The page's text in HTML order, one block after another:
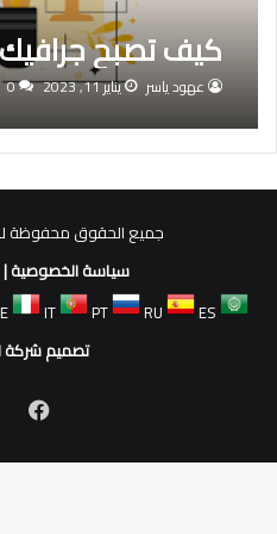
كيف تصبح جرافيك
عهود ياسر يناير 11, 2023 0
جميع الحقوق محفوظة
سياسة الخصوصية|
IT PT RU
ES
تصميم شركة